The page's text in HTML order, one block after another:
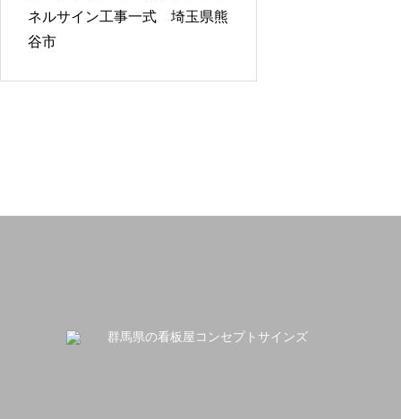
ネルサイン工事一式 埼玉県熊
谷市